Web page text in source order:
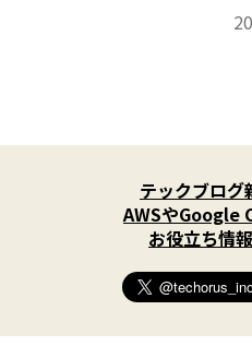
i
t
t
e
r
)
テックブログ
AWSやGoogle
お役立ち情